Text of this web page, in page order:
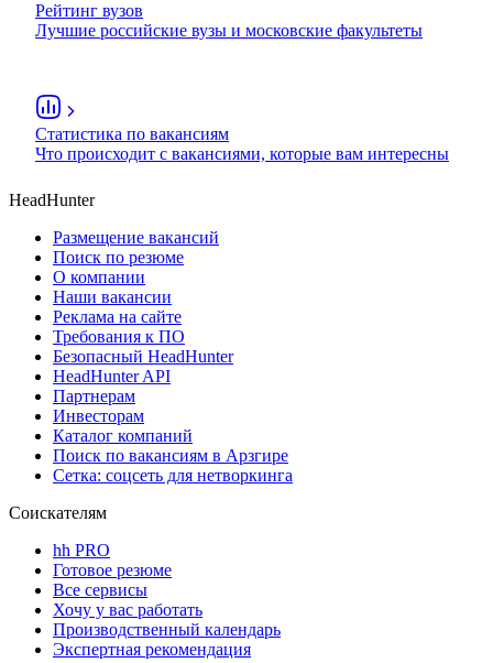
Рейтинг вузов
Лучшие российские вузы и московские факультеты
Статистика по вакансиям
Что происходит с вакансиями, которые вам интересны
HeadHunter
Размещение вакансий
Поиск по резюме
О компании
Наши вакансии
Реклама на сайте
Требования к ПО
Безопасный HeadHunter
HeadHunter API
Партнерам
Инвесторам
Каталог компаний
Поиск по вакансиям в Арзгире
Сетка: соцсеть для нетворкинга
Соискателям
hh PRO
Готовое резюме
Все сервисы
Хочу у вас работать
Производственный календарь
Экспертная рекомендация